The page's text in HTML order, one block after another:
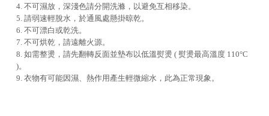
4. 不可濕放，深淺色請分開洗滌，以避免互相移染。
5. 請弱速輕脫水，於通風處懸掛晾乾。
6. 不可漂白或乾洗。
7. 不可烘乾，請遠離火源。
8. 如需整燙，請先翻轉反面並墊布以低溫熨燙 ( 熨燙最高溫度 110°C
)。
9. 衣物有可能因濕、熱作用產生輕微縮水，此為正常現象。